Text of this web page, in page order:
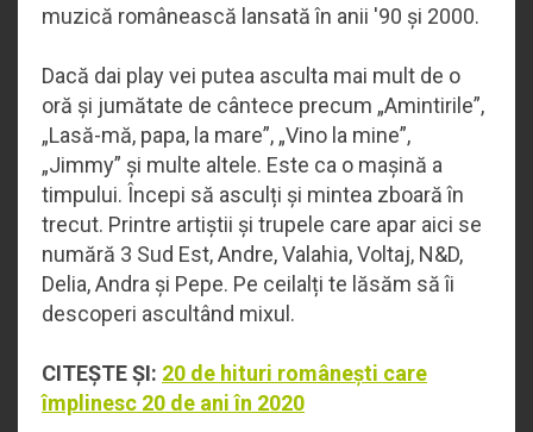
muzică românească lansată în anii '90 și 2000.
Dacă dai play vei putea asculta mai mult de o
oră și jumătate de cântece precum „Amintirile”,
„Lasă-mă, papa, la mare”, „Vino la mine”,
„Jimmy” și multe altele. Este ca o mașină a
timpului. Începi să asculți și mintea zboară în
trecut. Printre artiștii și trupele care apar aici se
numără 3 Sud Est, Andre, Valahia, Voltaj, N&D,
Delia, Andra și Pepe. Pe ceilalți te lăsăm să îi
descoperi ascultând mixul.
CITEȘTE ȘI: 20 de hituri românești care
împlinesc 20 de ani în 2020